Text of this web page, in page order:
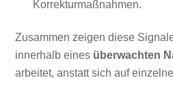
Korrekturmaßnahmen.
Zusammen zeigen diese
innerhalb eines überwachten
arbeitet, anstatt sich auf